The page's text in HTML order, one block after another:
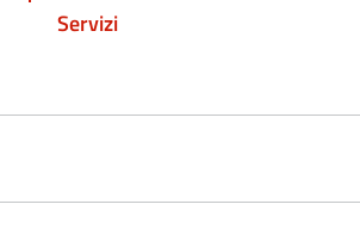
Servizi